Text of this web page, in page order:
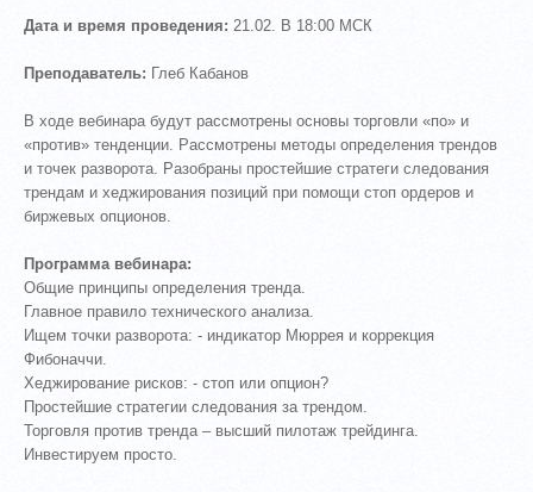
Дата и время проведения: 21.02. В 18:00 МСК
Преподаватель: Глеб Кабанов
В ходе вебинара будут рассмотрены основы торговли «по» и
«против» тенденции. Рассмотрены методы определения трендов
и точек разворота. Разобраны простейшие стратеги следования
трендам и хеджирования позиций при помощи стоп ордеров и
биржевых опционов.
Программа вебинара:
Общие принципы определения тренда.
Главное правило технического анализа.
Ищем точки разворота: - индикатор Мюррея и коррекция
Фибоначчи.
Хеджирование рисков: - стоп или опцион?
Простейшие стратегии следования за трендом.
Торговля против тренда – высший пилотаж трейдинга.
Инвестируем просто.